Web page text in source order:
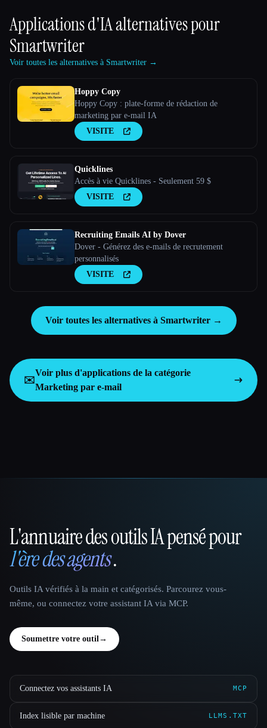
Applications d'IA alternatives pour
Smartwriter
Voir toutes les alternatives à Smartwriter →
Hoppy Copy
Hoppy Copy : plate-forme de rédaction de
marketing par e-mail IA
VISITE
Quicklines
Accès à vie Quicklines - Seulement 59 $
VISITE
Recruiting Emails AI by Dover
Dover - Générez des e-mails de recrutement
personnalisés
VISITE
Voir toutes les alternatives à Smartwriter →
✉️
Voir plus d'applications de la catégorie
Marketing par e-mail
That AI Collection
L'annuaire des outils IA pensé pour
l'ère des agents.
Outils IA vérifiés à la main et catégorisés. Parcourez vous-
même, ou connectez votre assistant IA via MCP.
Soumettre votre outil →
Connectez vos assistants IA MCP
Index lisible par machine LLMS.TXT